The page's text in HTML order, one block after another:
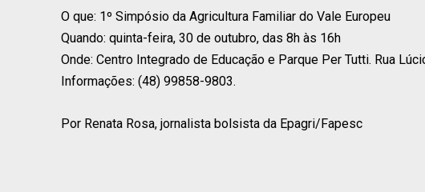
O que: 1º Simpósio da Agricultura Familiar do Vale Europeu
Quando: quinta-feira, 30 de outubro, das 8h às 16h
Onde: Centro Integrado de Educação e Parque Per Tutti. Rua
Informações: (48) 99858-9803.
Por Renata Rosa, jornalista bolsista da Epagri/Fapesc